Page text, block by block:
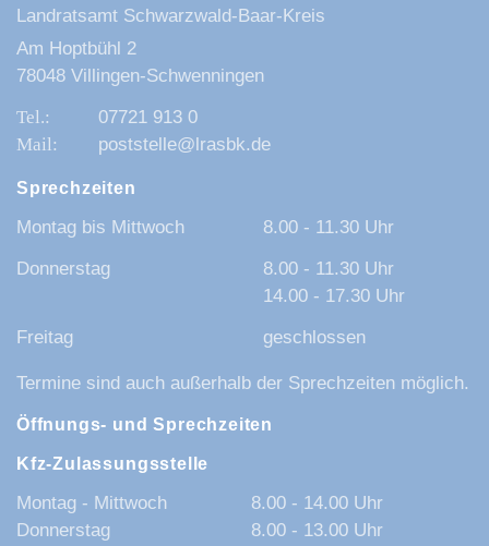
Landratsamt Schwarzwald-Baar-Kreis
Am Hoptbühl 2
78048 Villingen-Schwenningen
07721 913 0
poststelle@lrasbk.de
Sprechzeiten
Montag bis Mittwoch
8.00 - 11.30 Uhr
Donnerstag
8.00 - 11.30 Uhr
14.00 - 17.30 Uhr
Freitag
geschlossen
Termine sind auch außerhalb der Sprechzeiten möglich.
Öffnungs- und Sprechzeiten
Kfz-Zulassungsstelle
Montag - Mittwoch
8.00 - 14.00 Uhr
Donnerstag
8.00 - 13.00 Uhr